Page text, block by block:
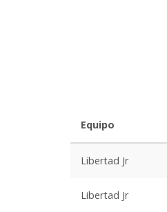
Equipo
Libertad Jr
Libertad Jr